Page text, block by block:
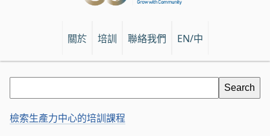
關於 培訓 聯絡我們 EN/中
檢索生產力中心的培訓課程